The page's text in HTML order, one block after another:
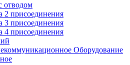
отводом
2 присоединения
3 присоединения
4 присоединения
Оборудование